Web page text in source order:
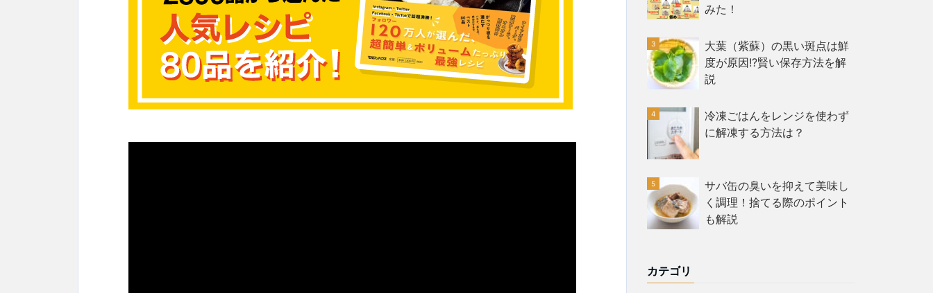
みた！
大葉（紫蘇）の黒い斑点は鮮
度が原因!?賢い保存方法を解
説
冷凍ごはんをレンジを使わず
に解凍する方法は？
サバ缶の臭いを抑えて美味し
く調理！捨てる際のポイント
も解説
カテゴリ